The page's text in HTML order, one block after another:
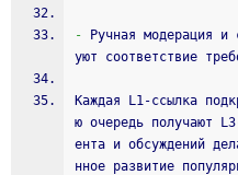
- Ручная модерация и
уют соответствие
Каждая L1‑ссылка
ю очередь получают
ента и обсуждений
нное развитие